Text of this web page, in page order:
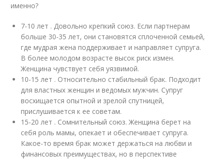
именно?
7-10 лет . Довольно крепкий союз. Если партнерам
больше 30-35 лет, они становятся сплоченной семьей,
где мудрая жена поддерживает и направляет супруга.
В более молодом возрасте высок риск измен.
Женщина чувствует себя уязвимой.
10-15 лет . Относительно стабильный брак. Подходит
для властных женщин и ведомых мужчин. Супруг
восхищается опытной и зрелой спутницей,
прислушивается к ее советам.
15-20 лет . Сомнительный союз. Женщина берет на
себя роль мамы, опекает и обеспечивает супруга.
Какое-то время брак может держаться на любви и
финансовых преимуществах, но в перспективе